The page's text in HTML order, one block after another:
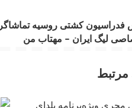
فدراسیون کشتی روسیه تماشاگر
لیگ ایران – مهتاب من